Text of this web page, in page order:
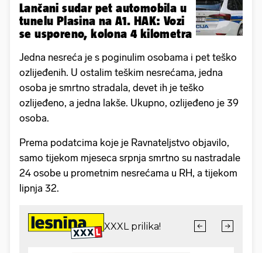
Lančani sudar pet automobila u
tunelu Plasina na A1. HAK: Vozi
se usporeno, kolona 4 kilometra
Jedna nesreća je s poginulim osobama i pet teško
ozlijeđenih. U ostalim teškim nesrećama, jedna
osoba je smrtno stradala, devet ih je teško
ozlijeđeno, a jedna lakše. Ukupno, ozlijeđeno je 39
osoba.
Prema podatcima koje je Ravnateljstvo objavilo,
samo tijekom mjeseca srpnja smrtno su nastradale
24 osobe u prometnim nesrećama u RH, a tijekom
lipnja 32.